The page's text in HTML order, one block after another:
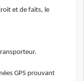
et de faits, le
GPS prouvant